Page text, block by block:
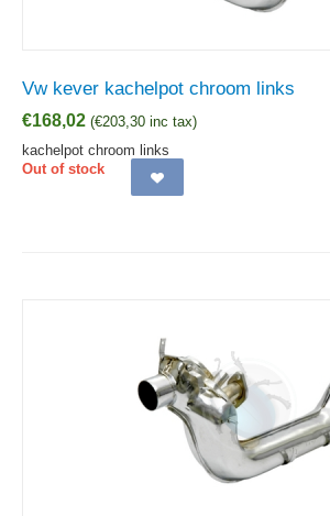
Vw kever kachelpot chroom links
€168,02 (€203,30 inc tax)
kachelpot chroom links
Out of stock